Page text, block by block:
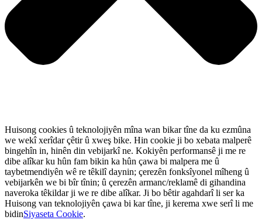
Huisong cookies û teknolojiyên mîna wan bikar tîne da ku ezmûna
we wekî xerîdar çêtir û xweş bike. Hin cookie ji bo xebata malperê
bingehîn in, hinên din vebijarkî ne. Kokiyên performansê ji me re
dibe alîkar ku hûn fam bikin ka hûn çawa bi malpera me û
taybetmendiyên wê re têkilî daynin; çerezên fonksîyonel mîheng û
vebijarkên we bi bîr tînin; û çerezên armanc/reklamê di gihandina
naveroka têkildar ji we re dibe alîkar. Ji bo bêtir agahdarî li ser ka
Huisong van teknolojiyên çawa bi kar tîne, ji kerema xwe serî li me
bidinSiyaseta Cookie.